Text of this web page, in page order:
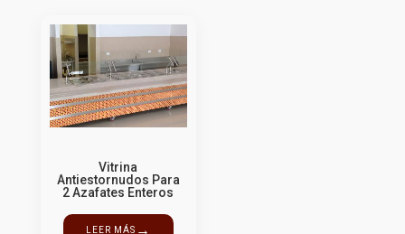
Vitrina
Antiestornudos Para
2 Azafates Enteros
LEER MÁS →